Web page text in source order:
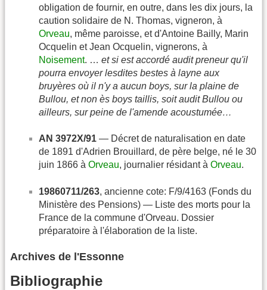
obligation de fournir, en outre, dans les dix jours, la
caution solidaire de N. Thomas, vigneron, à
Orveau, même paroisse, et d'Antoine Bailly, Marin
Ocquelin et Jean Ocquelin, vignerons, à
Noisement. … et si est accordé audit preneur qu'il
pourra envoyer lesdites bestes à layne aux
bruyères où il n'y a aucun boys, sur la plaine de
Bullou, et non ès boys taillis, soit audit Bullou ou
ailleurs, sur peine de l'amende acoustumée…
AN 3972X/91 — Décret de naturalisation en date
de 1891 d'Adrien Brouillard, de père belge, né le 30
juin 1866 à Orveau, journalier résidant à Orveau.
19860711/263, ancienne cote: F/9/4163 (Fonds du
Ministère des Pensions) — Liste des morts pour la
France de la commune d'Orveau. Dossier
préparatoire à l'élaboration de la liste.
Archives de l'Essonne
Bibliographie